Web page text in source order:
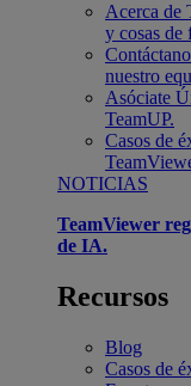
Acerca de
y cosas de
nuestro
Asóciate
TeamUP.
Casos de
NOTICIAS
TeamViewer
de IA.
Recursos
Blog
Casos de